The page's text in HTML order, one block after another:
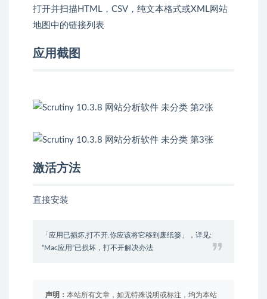
打开并扫描HTML，CSV，纯文本格式或XML网站
地图中的链接列表
应用截图
激活方法
直接安装
「应用已损坏,打不开.你应该将它移到废纸篓」，详见:
“Mac应用”已损坏，打不开解决办法
声明： 本站所有文章，如无特殊说明或标注，均为本站